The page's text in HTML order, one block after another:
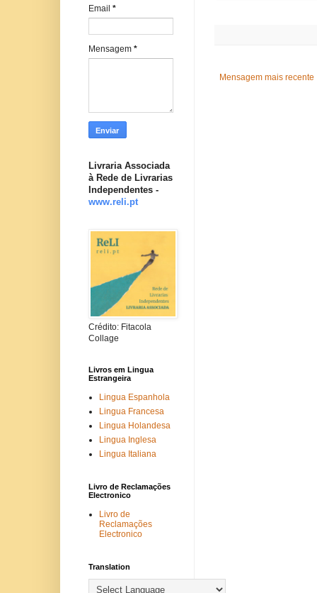
Mensagem mais recente
Email *
Mensagem *
Livraria Associada
à Rede de Livrarias
Independentes -
www.reli.pt
Crédito: Fitacola
Collage
Livros em Lingua
Estrangeira
Lingua Espanhola
Lingua Francesa
Lingua Holandesa
Lingua Inglesa
Lingua Italiana
Livro de Reclamações
Electronico
Livro de
Reclamações
Electronico
Translation